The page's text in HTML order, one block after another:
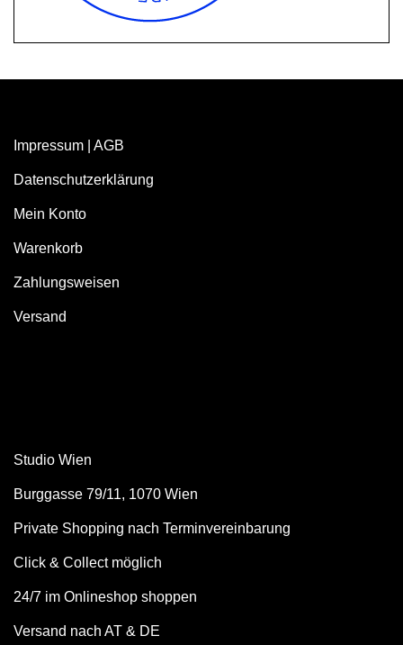
Impressum AGB
Datenschutzerklärung
Mein Konto
Warenkorb
Zahlungsweisen
Versand
Studio Wien
Burggasse 79/11, 1070 Wien
Private Shopping nach Terminvereinbarung
Click & Collect möglich
24/7 im Onlineshop shoppen
Versand nach AT & DE